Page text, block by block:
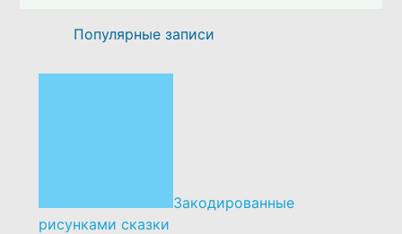
Популярные записи
Закодированные
рисунками сказки